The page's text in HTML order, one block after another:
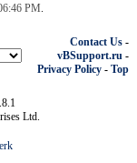
PM
Contact Us -
vBSupport.ru -
Privacy Policy - Top
Ltd.